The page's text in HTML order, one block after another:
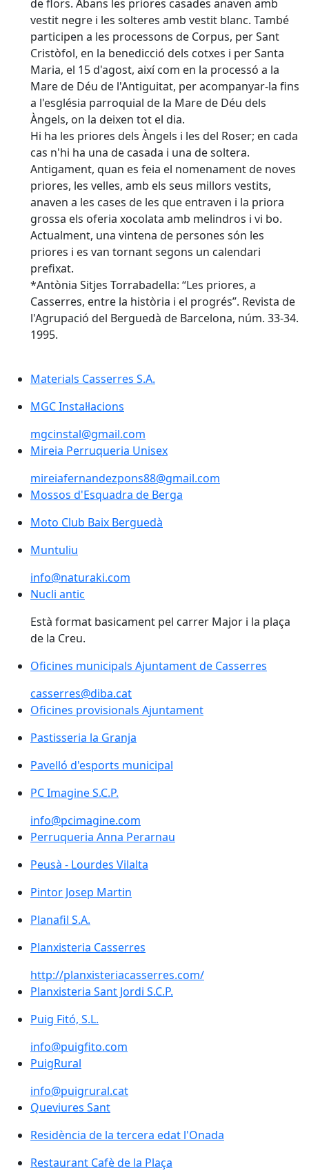
de flors. Abans les priores casades anaven amb
vestit negre i les solteres amb vestit blanc. També
participen a les processons de Corpus, per Sant
Cristòfol, en la benedicció dels cotxes i per Santa
Maria, el 15 d'agost, així com en la processó a la
Mare de Déu de l'Antiguitat, per acompanyar-la fins
a l'església parroquial de la Mare de Déu dels
Àngels, on la deixen tot el dia.
Hi ha les priores dels Àngels i les del Roser; en cada
cas n'hi ha una de casada i una de soltera.
Antigament, quan es feia el nomenament de noves
priores, les velles, amb els seus millors vestits,
anaven a les cases de les que entraven i la priora
grossa els oferia xocolata amb melindros i vi bo.
Actualment, una vintena de persones són les
priores i es van tornant segons un calendari
prefixat.
*Antònia Sitjes Torrabadella: “Les priores, a
Casserres, entre la història i el progrés”. Revista de
l'Agrupació del Berguedà de Barcelona, núm. 33-34.
1995.
Materials Casserres S.A.
MGC Instal·lacions
mgcinstal@gmail.com
Mireia Perruqueria Unisex
Mireia Perruqueria Unisex
mireiafernandezpons88@gmail.com
Mossos d'Esquadra de Berga
Moto Club Baix Berguedà
Muntuliu
info@naturaki.com
Nucli antic
Nucli antic
Està format basicament pel carrer Major i la plaça
de la Creu.
Oficines municipals Ajuntament de Casserres
casserres@diba.cat
Oficines provisionals Ajuntament
Pastisseria la Granja
Pavelló d'esports municipal
PC Imagine S.C.P.
PC Imagine S.C.P.
info@pcimagine.com
Perruqueria Anna Perarnau
Peusà - Lourdes Vilalta
Peusà - Lourdes Vilalta
Pintor Josep Martin
Pintor Josep Martin
Planafil S.A.
Planxisteria Casserres
http://planxisteriacasserres.com/
Planxisteria Sant Jordi S.C.P.
Planxisteria Sant Jordi S.C.P.
Puig Fitó, S.L.
info@puigfito.com
PuigRural
info@puigrural.cat
Queviures Sant
Queviures Sant
Residència de la tercera edat l'Onada
Residència de la tercera edat l'Onada
Restaurant Cafè de la Plaça